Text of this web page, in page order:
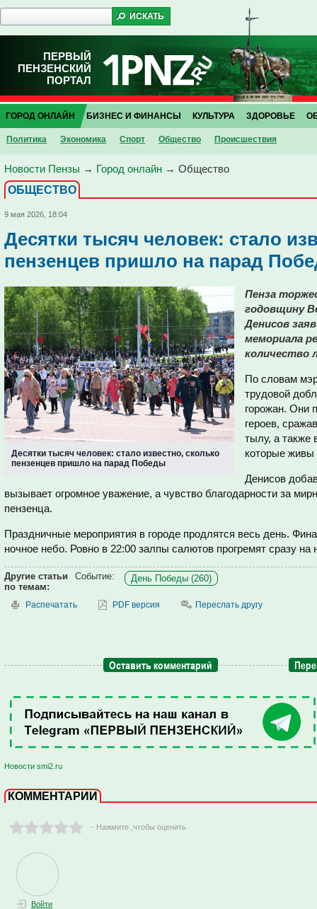
ПЕРВЫЙ
ПЕНЗЕНСКИЙ
ПОРТАЛ
ГОРОД ОНЛАЙН
Политика Экономика Спорт Общество Проиcшествия
БИЗНЕС И ФИНАНСЫ КУЛЬТУРА ЗДОРОВЬЕ
Новости Пензы → Город онлайн → Общество
ОБЩЕСТВО
9 мая 2026, 18:04
Десятки тысяч человек: стало
пензенцев пришло на парад
Десятки тысяч человек: стало известно, сколько
пензенцев пришло на парад Победы
Пенза
годовщину
Денисов
мемориала
количество
По словам
трудовой
горожан. Они
героев,
тылу, а также
которые живы
Денисов
вызывает огромное уважение, а чувство благодарности за
пензенца.
Праздничные мероприятия в городе продлятся весь день.
ночное небо. Ровно в 22:00 залпы салютов прогремят сразу на
Другие статьи
по темам:
Событие: День Победы (260)
Распечатать PDF версия Переслать другу
Оставить комментарий
Новости smi2.ru
КОММЕНТАРИИ
- Нажмите ,чтобы оценить
Войти